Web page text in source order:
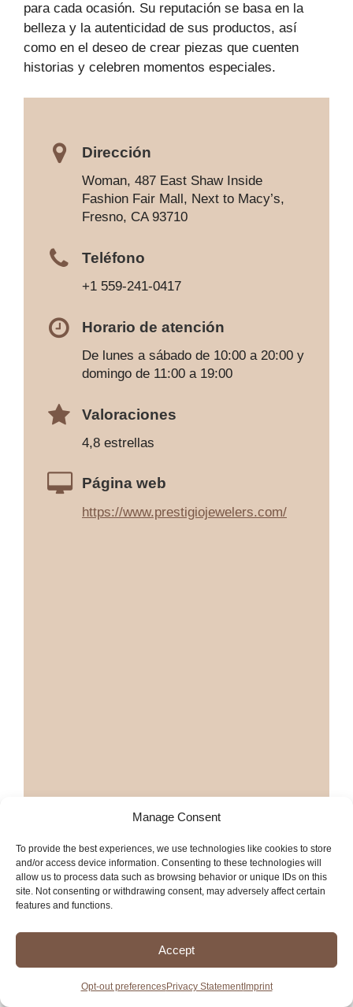
Manage Consent
To provide the best experiences, we use technologies like cookies to store
and/or access device information. Consenting to these technologies will
allow us to process data such as browsing behavior or unique IDs on this
site. Not consenting or withdrawing consent, may adversely affect certain
features and functions.
Accept
Opt-out preferencesPrivacy StatementImprint
para cada ocasión. Su reputación se basa en la
belleza y la autenticidad de sus productos, así
como en el deseo de crear piezas que cuenten
historias y celebren momentos especiales.
Dirección
Woman, 487 East Shaw Inside
Fashion Fair Mall, Next to Macy’s,
Fresno, CA 93710
Teléfono
+1 559-241-0417
Horario de atención
De lunes a sábado de 10:00 a 20:00 y
domingo de 11:00 a 19:00
Valoraciones
4,8 estrellas
Página web
https://www.prestigiojewelers.com/
Más joyerías en Fresno
Más servicios en Fresno